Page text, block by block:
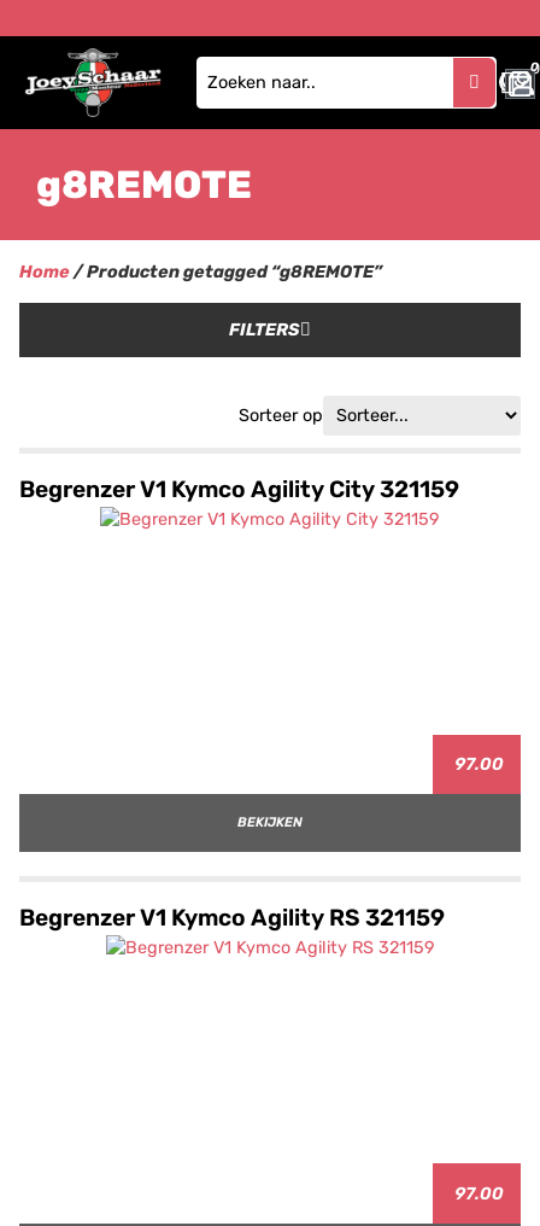
0
0
g8REMOTE
Home/ Producten getagged “g8REMOTE”
FILTERS
Sorteer op
Begrenzer V1 Kymco Agility City 321159
97.00
BEKIJKEN
Begrenzer V1 Kymco Agility RS 321159
97.00